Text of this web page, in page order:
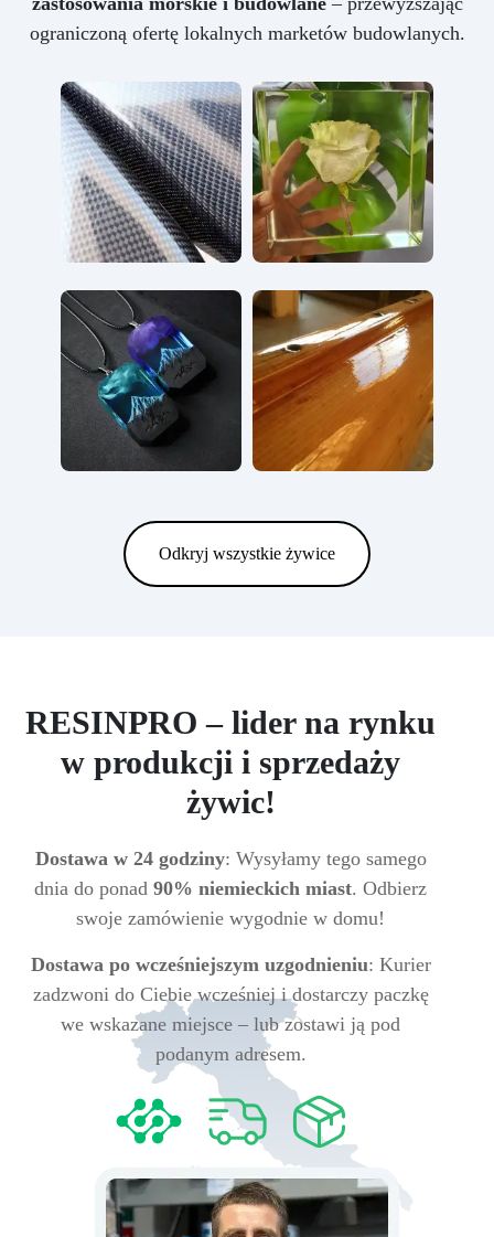
ograniczoną ofertę lokalnych marketów budowlanych.
Odkryj wszystkie żywice
RESINPRO – lider na rynku
w produkcji i sprzedaży
żywic!
Dostawa w 24 godziny: Wysyłamy tego samego
dnia do ponad 90% niemieckich miast. Odbierz
swoje zamówienie wygodnie w domu!
Dostawa po wcześniejszym uzgodnieniu: Kurier
zadzwoni do Ciebie wcześniej i dostarczy paczkę
we wskazane miejsce – lub zostawi ją pod
podanym adresem.